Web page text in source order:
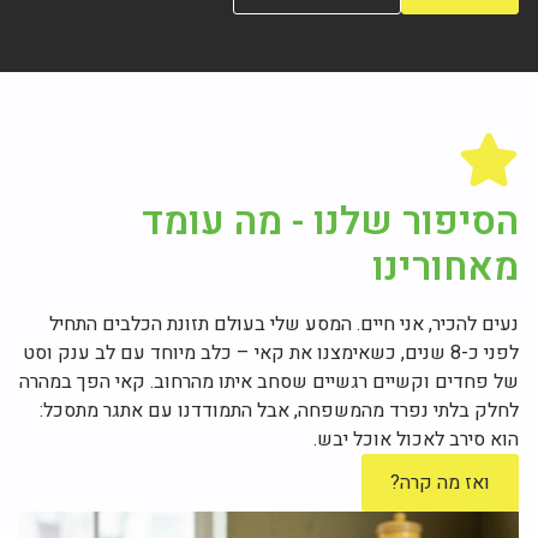
הסיפור שלנו - מה עומד
מאחורינו
נעים להכיר, אני חיים. המסע שלי בעולם תזונת הכלבים התחיל
לפני כ-8 שנים, כשאימצנו את קאי – כלב מיוחד עם לב ענק וסט
של פחדים וקשיים רגשיים שסחב איתו מהרחוב. קאי הפך במהרה
לחלק בלתי נפרד מהמשפחה, אבל התמודדנו עם אתגר מתסכל:
הוא סירב לאכול אוכל יבש.
ואז מה קרה?